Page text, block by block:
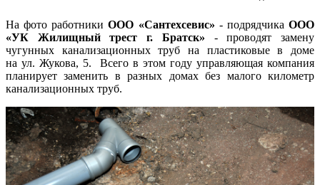
На фото работникиООО «Сантехсевис» - подрядчикаООО
«УК Жилищный трест г. Братск» - проводят замену
чугунных канализационных труб на пластиковые в доме
на ул. Жукова, 5. Всего в этом году управляющая компания
планирует заменить в разных домах без малого километр
канализационных труб.